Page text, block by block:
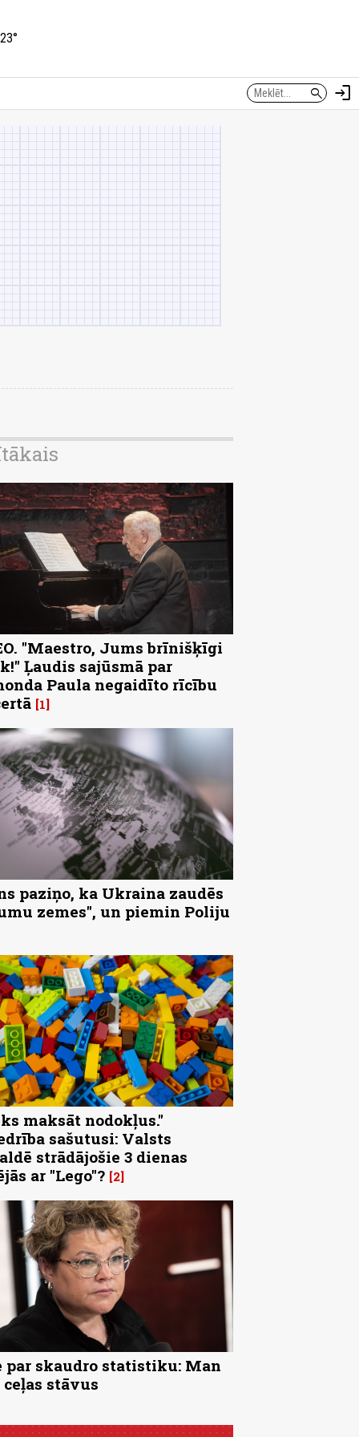
search login
"Maestro, Jums brīnišķīgi
Ļaudis sajūsmā par
Paula negaidīto rīcību
1
paziņo, ka Ukraina zaudēs
zemes", un piemin Poliju
maksāt nodokļus."
sašutusi: Valsts
strādājošie 3 dienas
ar "Lego"? 2
par skaudro statistiku: Man
stāvus